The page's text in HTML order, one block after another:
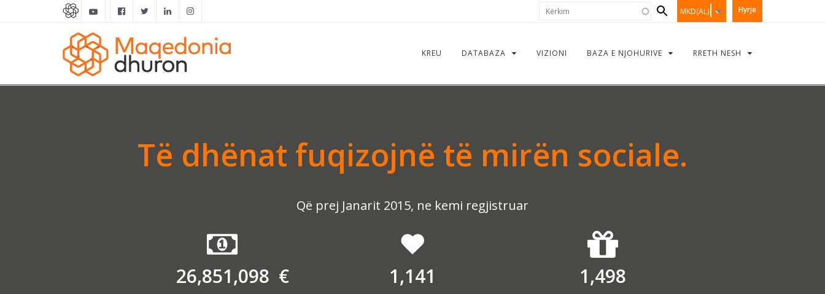
Hyrje
MKD(AL)
Search
form
KREU DATABAZA VIZIONI BAZA E NJOHURIVE RRETH NESH
Të dhënat fuqizojnë të mirën sociale.
Që prej Janarit 2015, ne kemi regjistruar
26,851,098 € 1,141 1,498